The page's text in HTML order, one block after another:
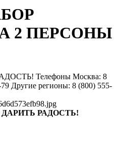
2 ПЕРСОНЫ
Телефоны Москва: 8
Другие регионы: 8 (800) 555-
РАДОСТЬ!